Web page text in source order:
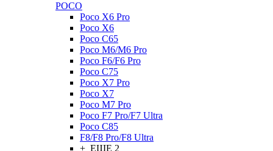
POCO
Poco X6 Pro
Poco X6
Poco C65
Poco M6/M6 Pro
Poco F6/F6 Pro
Poco C75
Poco X7 Pro
Poco X7
Poco M7 Pro
Poco F7 Pro/F7 Ultra
Poco C85
F8/F8 Pro/F8 Ultra
+ ЕЩЕ 2